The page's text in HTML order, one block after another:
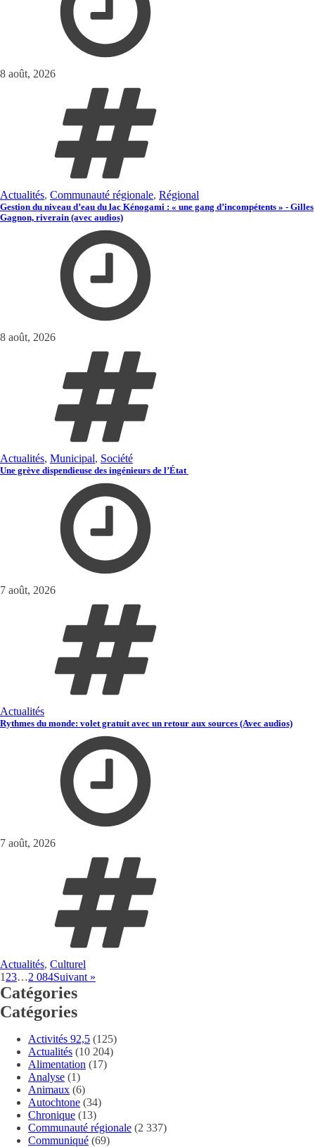
8 août, 2026
Actualités, Communauté régionale, Régional
Gestion du niveau d’eau du lac Kénogami : « une gang d’incompétents » - Gilles
Gagnon, riverain (avec audios)
8 août, 2026
Actualités, Municipal, Société
Une grève dispendieuse des ingénieurs de l’État
7 août, 2026
Actualités
Rythmes du monde: volet gratuit avec un retour aux sources (Avec audios)
7 août, 2026
Actualités, Culturel
1 23…2 084Suivant »
Catégories
Catégories
Activités 92,5 (125)
Actualités (10 204)
Alimentation (17)
Analyse (1)
Animaux (6)
Autochtone (34)
Chronique (13)
Communauté régionale (2 337)
Communiqué (69)